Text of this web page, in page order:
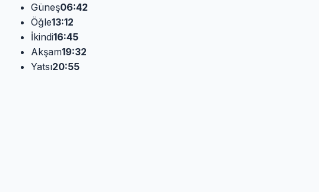
Güneş06:42
Öğle13:12
İkindi16:45
Akşam19:32
Yatsı20:55